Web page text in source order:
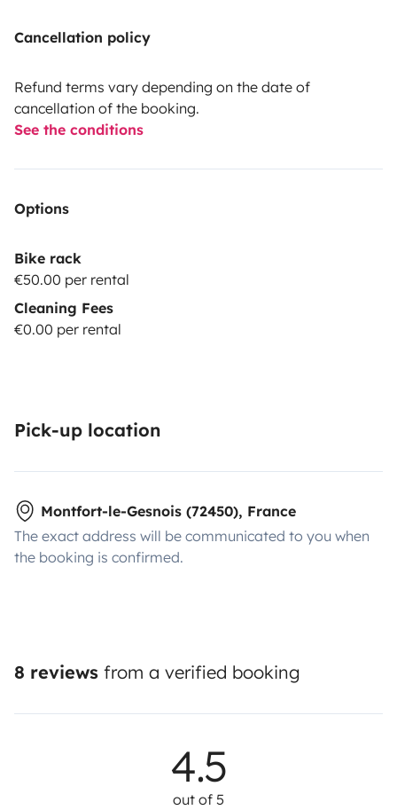
Cancellation policy
Refund terms vary depending on the date of
cancellation of the booking.
See the conditions
Options
Bike rack
€50.00 per rental
Cleaning Fees
€0.00 per rental
Pick-up location
Montfort-le-Gesnois (72450), France
The exact address will be communicated to you when
the booking is confirmed.
8 reviews from a verified booking
4.5
out of 5